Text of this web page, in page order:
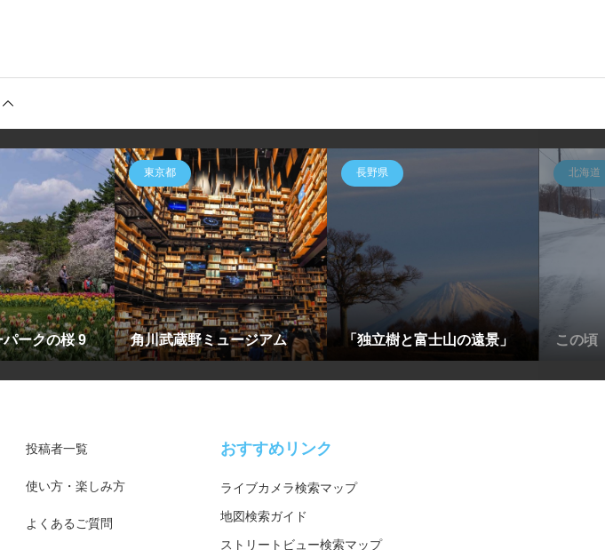
ークの桜 9
東京都
角川武蔵野ミュージアム
長野県
「独立樹と富士山の遠景」
北海道
この頃
投稿者一覧
使い方・楽しみ方
よくあるご質問
おすすめリンク
ライブカメラ検索マップ
地図検索ガイド
ストリートビュー検索マップ